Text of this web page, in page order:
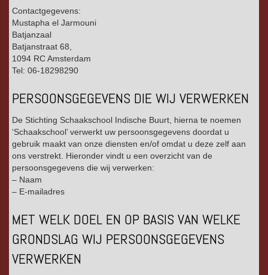
Contactgegevens:
Mustapha el Jarmouni
Batjanzaal
Batjanstraat 68,
1094 RC Amsterdam
Tel: 06-18298290
PERSOONSGEGEVENS DIE WIJ VERWERKEN
De Stichting Schaakschool Indische Buurt, hierna te noemen
‘Schaakschool’ verwerkt uw persoonsgegevens doordat u
gebruik maakt van onze diensten en/of omdat u deze zelf aan
ons verstrekt. Hieronder vindt u een overzicht van de
persoonsgegevens die wij verwerken:
– Naam
– E-mailadres
MET WELK DOEL EN OP BASIS VAN WELKE
GRONDSLAG WIJ PERSOONSGEGEVENS
VERWERKEN